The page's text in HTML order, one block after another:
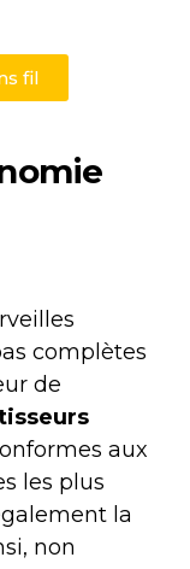
fil
complètes
de
aux
les plus
la
non